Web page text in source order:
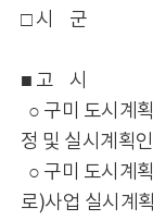
□ 시 군
■ 고 시
○ 구미 도시계
정 및 실시계획
○ 구미 도시계
로)사업 실시계